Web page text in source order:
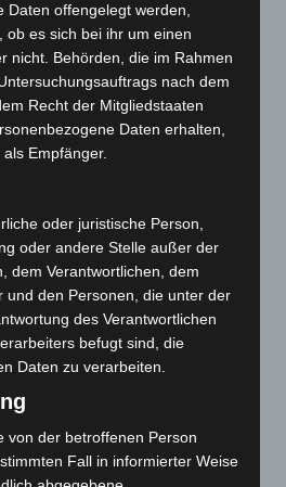
Daten offengelegt werden,
ob es sich bei ihr um einen
nicht. Behörden, die im Rahmen
nach dem
Recht der Mitgliedstaaten
Daten erhalten,
Empfänger.
oder juristische Person,
oder andere Stelle außer der
dem Verantwortlichen, dem
und den Personen, die unter der
des Verantwortlichen
befugt sind, die
Daten zu verarbeiten.
von der betroffenen Person
Fall in informierter Weise